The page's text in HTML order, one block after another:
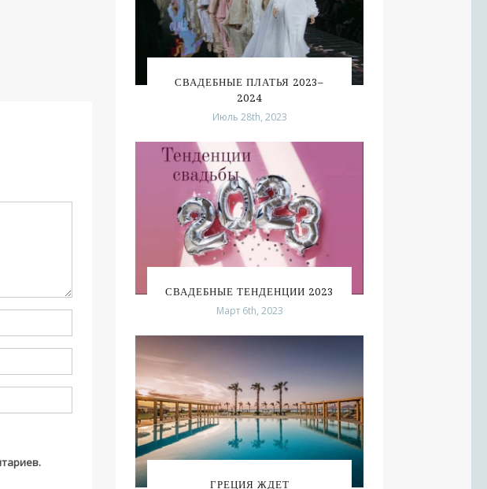
СВАДЕБНЫЕ ПЛАТЬЯ 2023–
2024
Июль 28th, 2023
СВАДЕБНЫЕ ТЕНДЕНЦИИ 2023
Март 6th, 2023
ГРЕЦИЯ ЖДЕТ